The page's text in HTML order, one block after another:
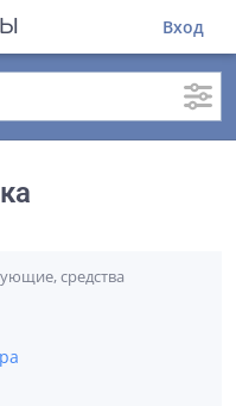
Вход
средства